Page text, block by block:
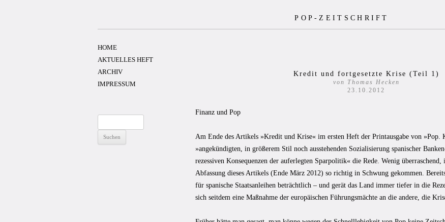
POP-ZEITSCHRIFT
Kredit und fortgesetzte Krise (Teil 1)
von Thomas Hecken
23.10.2012
Finanz und Pop
Am Ende des Artikels »Kredit und Krise« im ersten Heft der Printausgabe von
»angekündigten, in größerem Stil noch ausstehenden Sozialisierung spanischer
rezessiven Konsequenzen der auferlegten Sparpolitik« die Rede. Wenig überraschend,
Abfassung dieses Artikels (Ende März 2012) so richtig in Schwung gekommen.
für spanische Staatsanleihen beträchtlich – und gerät das Land immer tiefer in die
sich seitdem eine Maßnahme der europäischen Führungsmächte an die andere, die
HOME
AKTUELLES HEFT
ARCHIV
IMPRESSUM
nach: